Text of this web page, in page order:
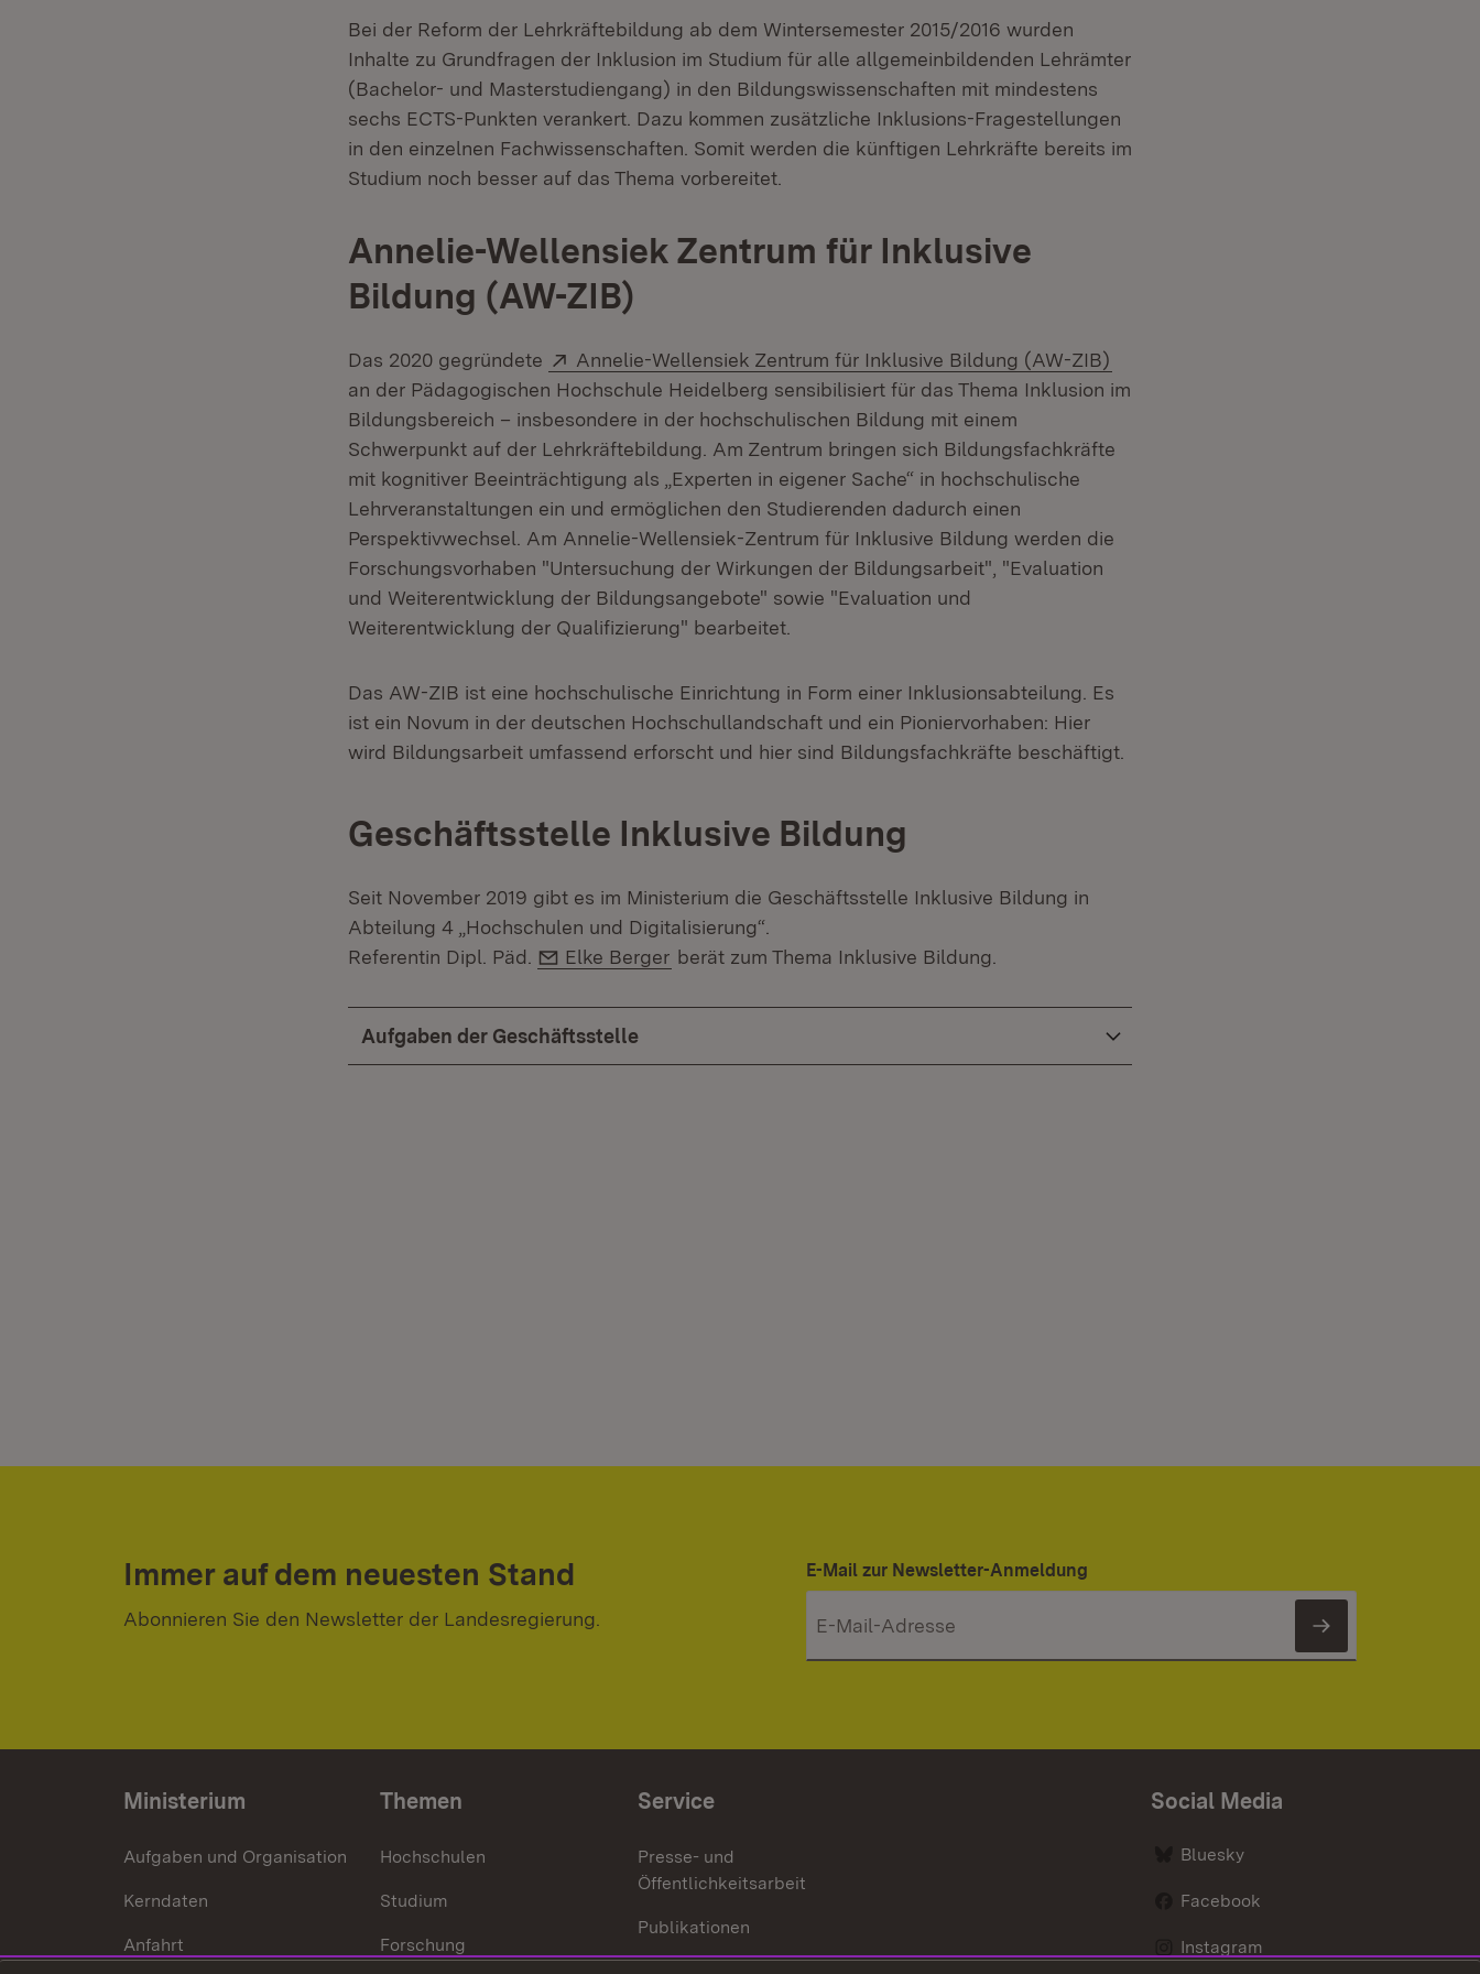
Bei der Reform der Lehrkräftebildung ab dem Wintersemester 2015/2016 wurden
Inhalte zu Grundfragen der Inklusion im Studium für alle allgemeinbildenden Lehrämter
(Bachelor- und Masterstudiengang) in den Bildungswissenschaften mit mindestens
sechs ECTS-Punkten verankert. Dazu kommen zusätzliche Inklusions-Fragestellungen
in den einzelnen Fachwissenschaften. Somit werden die künftigen Lehrkräfte bereits im
Studium noch besser auf das Thema vorbereitet.
Annelie-Wellensiek Zentrum für Inklusive
Bildung (AW-ZIB)
Das 2020 gegründete Extern:
Annelie-Wellensiek Zentrum für Inklusive Bildung (AW-ZIB)
an der Pädagogischen Hochschule Heidelberg sensibilisiert für das Thema Inklusion im
Bildungsbereich – insbesondere in der hochschulischen Bildung mit einem
Schwerpunkt auf der Lehrkräftebildung. Am Zentrum bringen sich Bildungsfachkräfte
mit kognitiver Beeinträchtigung als „Experten in eigener Sache“ in hochschulische
Lehrveranstaltungen ein und ermöglichen den Studierenden dadurch einen
Perspektivwechsel. Am Annelie-Wellensiek-Zentrum für Inklusive Bildung werden die
Forschungsvorhaben "Untersuchung der Wirkungen der Bildungsarbeit", "Evaluation
und Weiterentwicklung der Bildungsangebote" sowie "Evaluation und
Weiterentwicklung der Qualifizierung" bearbeitet.
Das AW-ZIB​​ ist eine hochschulische Einrichtung in Form einer Inklusionsabteilung. Es
ist ein Novum in der deutschen Hochschullandschaft und ein Pioniervorhaben: Hier
wird Bildungsarbeit umfassend erforscht und hier sind Bildungsfachkräfte beschäftigt.
Geschäftsstelle Inklusive Bildung
Seit November 2019 gibt es im Ministerium die Geschäftsstelle Inklusive Bildung in
Abteilung 4 „Hochschulen und Digitalisierung“.
Referentin Dipl. Päd.
E-Mail:
Elke Berger berät zum Thema Inklusive Bildung.
Aufgaben der Geschäftsstelle
Immer auf dem neuesten Stand
Abonnieren Sie den Newsletter der Landesregierung.
E-Mail zur Newsletter-Anmeldung
Newsletter
Ministerium
Aufgaben und Organisation
Kerndaten
Anfahrt
Themen
Hochschulen
Studium
Forschung
Service
Presse- und
Öffentlichkeitsarbeit
Publikationen
Social Media
Bluesky
Facebook
Instagram